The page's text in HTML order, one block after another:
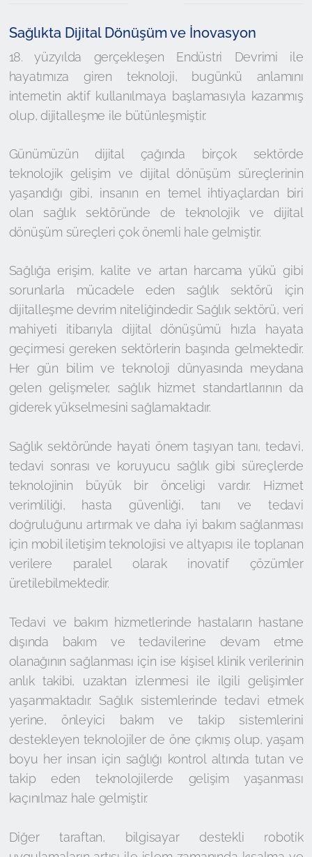
Sağlıkta Dijital Dönüşüm ve İnovasyon
18. yüzyılda gerçekleşen Endüstri Devrimi ile
hayatımıza giren teknoloji, bugünkü anlamını
internetin aktif kullanılmaya başlamasıyla kazanmış
olup, dijitalleşme ile bütünleşmiştir.
Günümüzün dijital çağında birçok sektörde
teknolojik gelişim ve dijital dönüşüm süreçlerinin
yaşandığı gibi, insanın en temel ihtiyaçlardan biri
olan sağlık sektöründe de teknolojik ve dijital
dönüşüm süreçleri çok önemli hale gelmiştir.
Sağlığa erişim, kalite ve artan harcama yükü gibi
sorunlarla mücadele eden sağlık sektörü için
dijitalleşme devrim niteliğindedir. Sağlık sektörü, veri
mahiyeti itibarıyla dijital dönüşümü hızla hayata
geçirmesi gereken sektörlerin başında gelmektedir.
Her gün bilim ve teknoloji dünyasında meydana
gelen gelişmeler, sağlık hizmet standartlarının da
giderek yükselmesini sağlamaktadır.
Sağlık sektöründe hayati önem taşıyan tanı, tedavi,
tedavi sonrası ve koruyucu sağlık gibi süreçlerde
teknolojinin büyük bir önceligi vardır. Hizmet
verimliliği, hasta güvenliği, tanı ve tedavi
doğruluğunu artırmak ve daha iyi bakım sağlanması
için mobil iletişim teknolojisi ve altyapısı ile toplanan
verilere paralel olarak inovatif çözümler
üretilebilmektedir.
Tedavi ve bakım hizmetlerinde hastaların hastane
dışında bakım ve tedavilerine devam etme
olanağının sağlanması için ise kişisel klinik verilerinin
anlık takibi, uzaktan izlenmesi ile ilgili gelişimler
yaşanmaktadır. Sağlık sistemlerinde tedavi etmek
yerine, önleyici bakım ve takip sistemlerini
destekleyen teknolojiler de öne çıkmış olup, yaşam
boyu her insan için sağlığı kontrol altında tutan ve
takip eden teknolojilerde gelişim yaşanması
kaçınılmaz hale gelmiştir.
Diğer taraftan, bilgisayar destekli robotik